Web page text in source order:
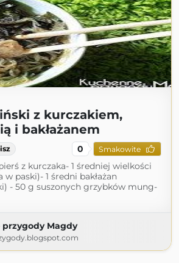
z kurczakiem,
i bakłażanem
0 Smakowite
z kurczaka- 1 średniej wielkości
paski)- 1 średni bakłażan
- 50 g suszonych grzybków mung-
przygody Magdy